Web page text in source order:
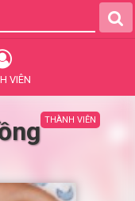
VIÊN
THÀNH VIÊN